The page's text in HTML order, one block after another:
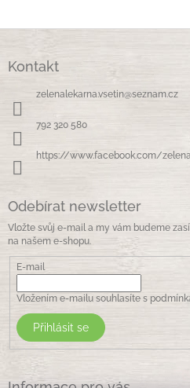
v
ý
á
Kontakt
zelenalekarna.vsetin@seznam.cz
792 320 580
https://www.facebook.com/
Odebírat newsletter
Vložte svůj e-mail a my vám budeme
na našem e-shopu.
E-mail
Vložením e-mailu souhlasíte s
Přihlásit se